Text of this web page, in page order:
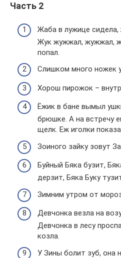
Часть 2
Жаба в лужице сидела,
Жук жужжал, жужжал,
попал.
Слишком много ножек
Хорош пирожок –
Ёжик в бане вымыл
бpюшке. А на встpечу
щелк. Еж иголки
Зоиного зайку зовут
Буйный Бяка бузит,
дерзит, Бяка Буку
Зимним утром от
Девчонка везла на
Девчонка в лесу
козла.
У Зины болит зуб, она